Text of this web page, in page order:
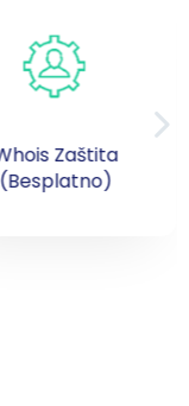
Zaštita
(Besplatno)